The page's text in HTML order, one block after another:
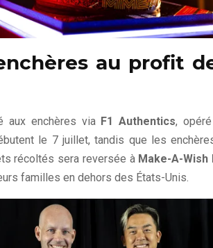
au profit
aux enchères via F1 Authentics,
le 7 juillet, tandis que les
récoltés sera reversée à Make-A-
familles en dehors des États-Unis.